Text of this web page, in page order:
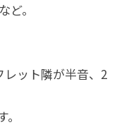
。
レット隣が半音、2
。